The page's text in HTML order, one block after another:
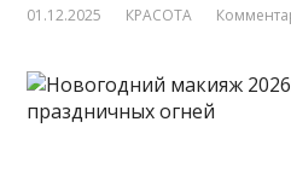
01.12.2025 КРАСОТА